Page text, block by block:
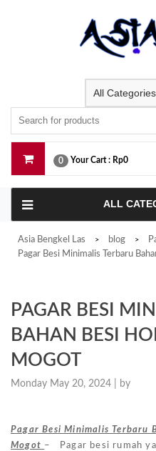
0 Your Cart : Rp0
ALL
Asia Bengkel Las > blog >
Pagar Besi Minimalis Terbaru
PAGAR BESI
BAHAN BESI
MOGOT
Monday May 20, 2024 | by
Pagar Besi Minimalis Terbaru
Mogot – Pagar besi rumah